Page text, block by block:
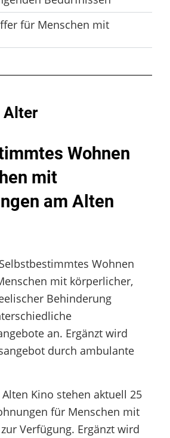
für Menschen mit
Alter
Wohnen
mit
am Alten
Wohnen
mit körperlicher,
Behinderung
an. Ergänzt wird
durch ambulante
Kino stehen aktuell 25
für Menschen mit
Verfügung. Ergänzt wird